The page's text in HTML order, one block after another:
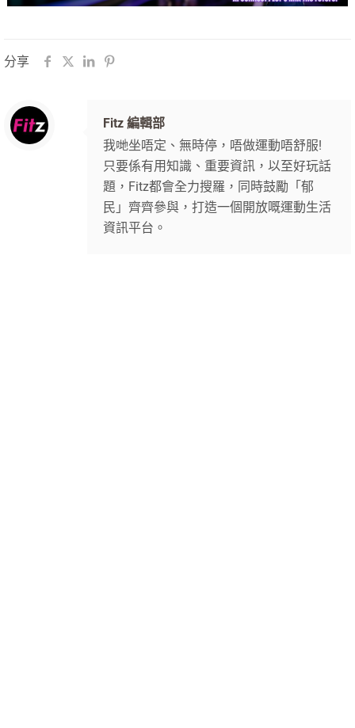
分享
Fitz 編輯部
我哋坐唔定、無時停，唔做運動唔舒服!
只要係有用知識、重要資訊，以至好玩話
題，Fitz都會全力搜羅，同時鼓勵「郁
民」齊齊參與，打造一個開放嘅運動生活
資訊平台。